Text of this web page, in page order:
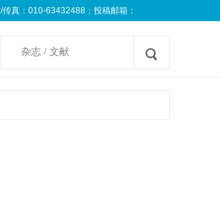
真：010-63432488；投稿邮箱：